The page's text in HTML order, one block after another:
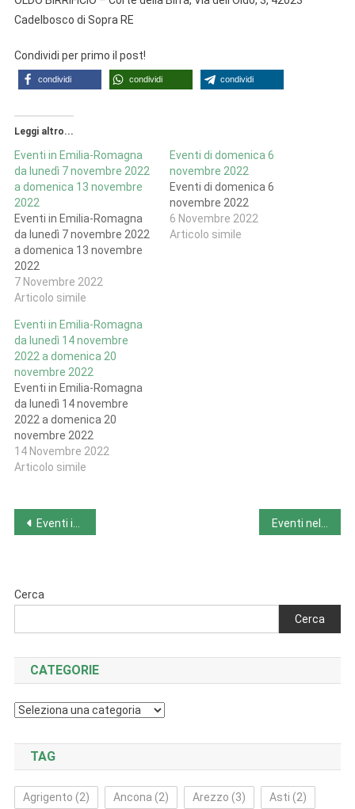
Cadelbosco di Sopra RE
Condividi per primo il post!
condividi condividi condividi
Leggi altro...
Eventi in Emilia-Romagna
da lunedì 7 novembre 2022
a domenica 13 novembre
2022
Eventi in Emilia-Romagna
da lunedì 7 novembre 2022
a domenica 13 novembre
2022
7 Novembre 2022
Articolo simile
Eventi di domenica 6
novembre 2022
Eventi di domenica 6
novembre 2022
6 Novembre 2022
Articolo simile
Eventi in Emilia-Romagna
da lunedì 14 novembre
2022 a domenica 20
novembre 2022
Eventi in Emilia-Romagna
da lunedì 14 novembre
2022 a domenica 20
novembre 2022
14 Novembre 2022
Articolo simile
Navigazione
Eventi in Campania da giovedì 3 novembre 2022 a domenica 6 novembre 2022
Cerca
Cerca
CATEGORIE
Categorie
TAG
Agrigento (2) Ancona (2) Arezzo (3) Asti (2)